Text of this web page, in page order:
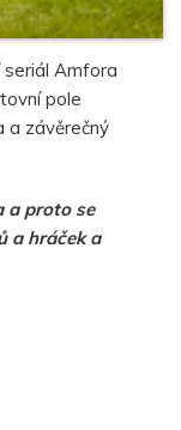
Amfora
pole
a závěrečný
a proto se
a hráček a